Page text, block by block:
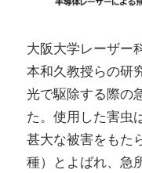
大阪大学レーザー
本和久教授らの研
光で駆除する際の
た。使用した害虫
甚大な被害をもた
種）とよばれ、急